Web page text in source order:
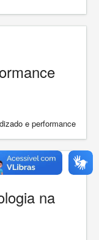
e performance
na